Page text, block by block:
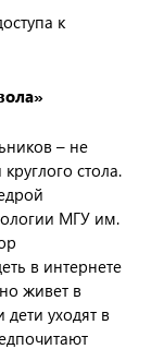
к
– не
стола.
МГУ им.
в интернете
живет в
уходят в